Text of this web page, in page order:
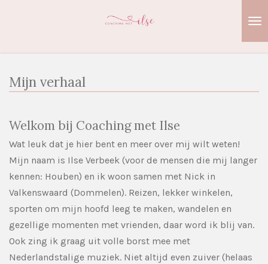
hoofdinhoud
Mijn verhaal
Welkom bij Coaching met Ilse
Wat leuk dat je hier bent en meer over mij wilt weten!
Mijn naam is Ilse Verbeek (voor de mensen die mij langer
kennen: Houben) en ik woon samen met Nick in
Valkenswaard (Dommelen). Reizen, lekker winkelen,
sporten om mijn hoofd leeg te maken, wandelen en
gezellige momenten met vrienden, daar word ik blij van.
Ook zing ik graag uit volle borst mee met
Nederlandstalige muziek. Niet altijd even zuiver (helaas